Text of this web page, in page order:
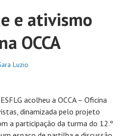
e ativismo
OCCA
Luzio
acolheu a OCCA – Oficina
dinamizada pelo projeto
a participação da turma do 12.º